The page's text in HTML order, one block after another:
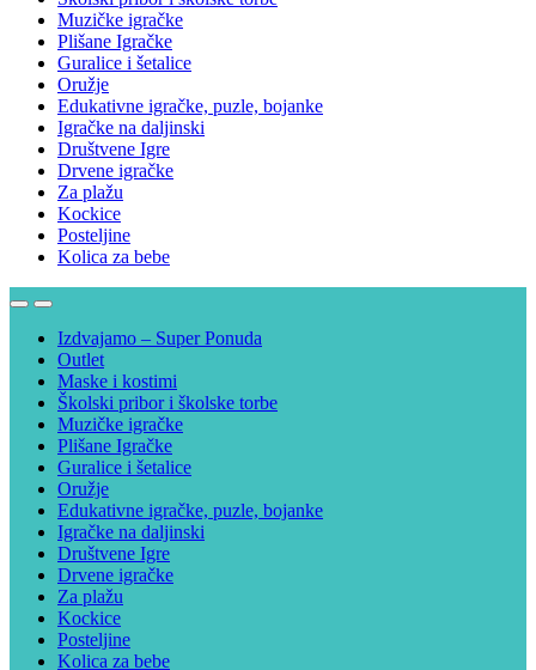
Muzičke igračke
Plišane Igračke
Guralice i šetalice
Oružje
Edukativne igračke, puzle, bojanke
Igračke na daljinski
Društvene Igre
Drvene igračke
Za plažu
Kockice
Posteljine
Kolica za bebe
Izdvajamo – Super Ponuda
Outlet
Maske i kostimi
Školski pribor i školske torbe
Muzičke igračke
Plišane Igračke
Guralice i šetalice
Oružje
Edukativne igračke, puzle, bojanke
Igračke na daljinski
Društvene Igre
Drvene igračke
Za plažu
Kockice
Posteljine
Kolica za bebe